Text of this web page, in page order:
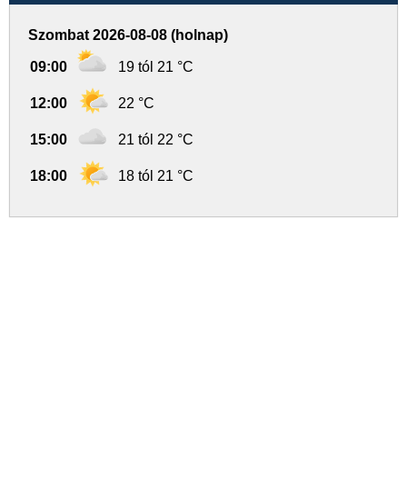
Szombat 2026-08-08 (holnap)
09:00 19 tól 21 °C
12:00 22 °C
15:00 21 tól 22 °C
18:00 18 tól 21 °C